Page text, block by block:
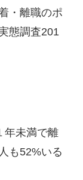
・離職のポ
態調査201
年未満で離
も52%いる